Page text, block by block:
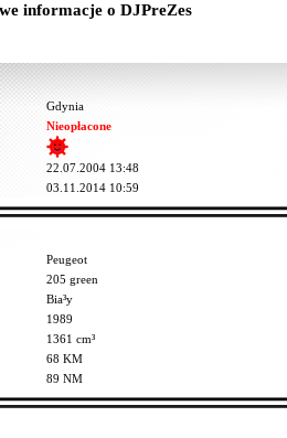
informacje o DJPreZes
Gdynia
Nieopłacone
22.07.2004 13:48
03.11.2014 10:59
Peugeot
205 green
Bia³y
1989
1361 cm³
68 KM
89 NM